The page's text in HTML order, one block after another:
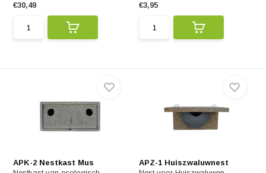
€30,49 €3,95
APK-2 Nestkast Mus
APZ-1 Huiszwaluwnest